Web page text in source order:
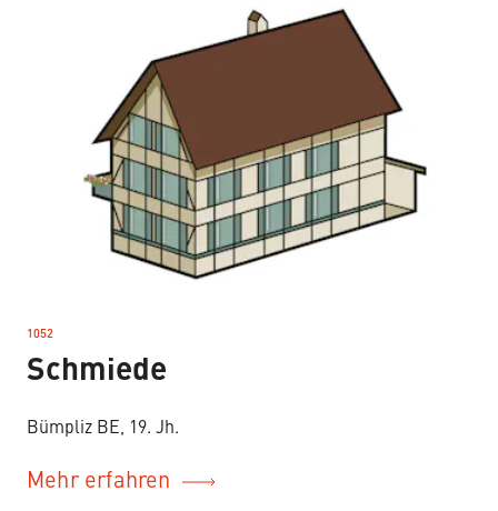
1052
–
Schmiede
Bümpliz BE, 19. Jh.
Mehr erfahren